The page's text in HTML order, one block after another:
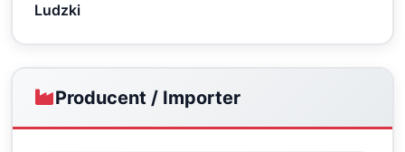
Ludzki
Producent / Importer